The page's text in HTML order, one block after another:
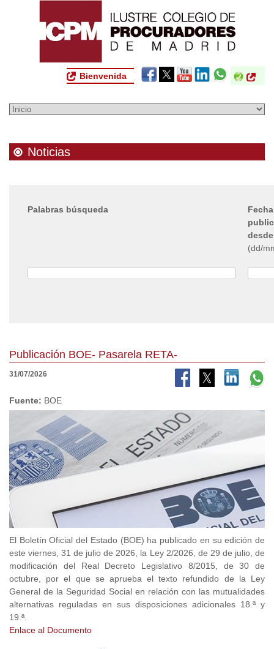
Bienvenida
Noticias
Palabras búsqueda
Fecha
desde
(dd/
Publicación BOE- Pasarela RETA-
31/07/2026
Fuente: BOE
El Boletín Oficial del Estado (BOE) ha publicado en su edición de
este viernes, 31 de julio de 2026, la Ley 2/2026, de 29 de julio, de
modificación del Real Decreto Legislativo 8/2015, de 30 de
octubre, por el que se aprueba el texto refundido de la Ley
General de la Seguridad Social en relación con las mutualidades
alternativas reguladas en sus disposiciones adicionales 18.ª y
19.ª.
Enlace al Documento